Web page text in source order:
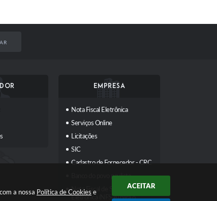
a nossa Política de Cookies e
ACEITAR
EMPRESA
Nota Fiscal Eletrônica
Serviços Online
Licitações
SIC
Cadastro de Fornecedor - CRC
Banco do povo paulista
Nota Fiscal de Serviços
Eletrônica (NFS-e) para o